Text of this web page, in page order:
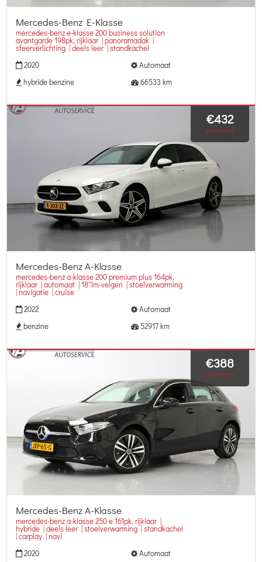
Mercedes-Benz E-Klasse
mercedes-benz e-klasse 200 business solution
avantgarde 198pk, rijklaar | panoramadak |
sfeerverlichting | deels leer | standkachel
2020
Automaat
hybride benzine
66533 km
€432
per maand
Mercedes-Benz A-Klasse
mercedes-benz a-klasse 200 premium plus 164pk,
rijklaar | automaat | 18″lm-velgen | stoelverwarming
| navigatie | cruise
2022
Automaat
benzine
52917 km
€388
per maand
Mercedes-Benz A-Klasse
mercedes-benz a-klasse 250 e 161pk, rijklaar |
hybride | deels leer | stoelverwarming | standkachel
| carplay | navi
2020
Automaat